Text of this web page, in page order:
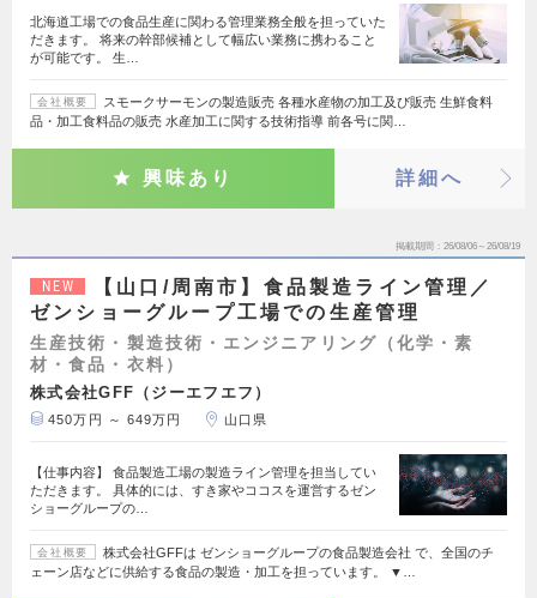
北海道工場での食品生産に関わる管理業務全般を担っていた
だきます。 将来の幹部候補として幅広い業務に携わること
が可能です。 生…
会社概要
スモークサーモンの製造販売 各種水産物の加工及び販売 生鮮食料
品・加工食料品の販売 水産加工に関する技術指導 前各号に関…
興味あり 詳細へ
掲載期間 26/08/06～26/08/19
NEW
【山口/周南市】食品製造ライン管理／
ゼンショーグループ工場での生産管理
生産技術・製造技術・エンジニアリング（化学・素
材・食品・衣料）
株式会社GFF（ジーエフエフ）
450万円 ～ 649万円 山口県
【仕事内容】 食品製造工場の製造ライン管理を担当してい
ただきます。 具体的には、すき家やココスを運営するゼン
ショーグループの…
会社概要
株式会社GFFは ゼンショーグループの食品製造会社 で、全国のチ
ェーン店などに供給する食品の製造・加工を担っています。 ▼…